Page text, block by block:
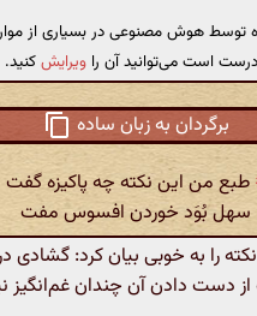
هوش مصنوعی در بسیاری از موارد
است می‌توانید آن را ویرایشکنید.
برگردان به زبان ساده
طبع من این نکته چه پاکیزه گفت
سهل بُوَد خوردن افسوس مفت
را به خوبی بیان کرد: گشادی
دست دادن آن چندان